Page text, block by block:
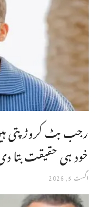
رجب بٹ کروڑ پتی
خود ہی حقیقت بتا
اگست 5, 2026